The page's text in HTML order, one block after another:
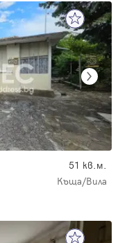
51 кв.м.
Къща/Вила